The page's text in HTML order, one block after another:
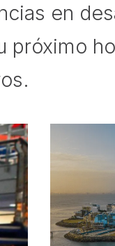
en
próximo